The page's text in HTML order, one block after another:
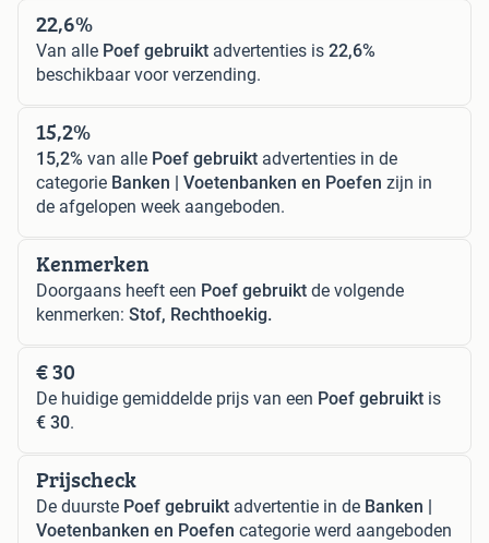
22,6%
Van alle Poef gebruikt advertenties is 22,6%
beschikbaar voor verzending.
15,2%
15,2% van alle Poef gebruikt advertenties in de
categorie Banken | Voetenbanken en Poefen zijn in
de afgelopen week aangeboden.
Kenmerken
Doorgaans heeft een Poef gebruikt de volgende
kenmerken: Stof, Rechthoekig.
€ 30
De huidige gemiddelde prijs van een Poef gebruikt is
€ 30.
Prijscheck
De duurste Poef gebruikt advertentie in de Banken |
Voetenbanken en Poefen categorie werd aangeboden